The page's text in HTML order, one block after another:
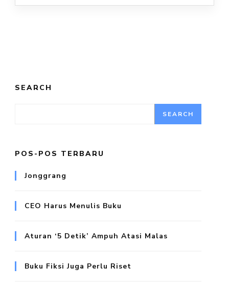
SEARCH
SEARCH
POS-POS TERBARU
Jonggrang
CEO Harus Menulis Buku
Aturan ‘5 Detik’ Ampuh Atasi Malas
Buku Fiksi Juga Perlu Riset